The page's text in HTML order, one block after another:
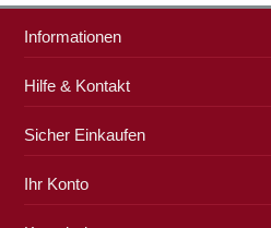
Informationen
Hilfe & Kontakt
Sicher Einkaufen
Ihr Konto